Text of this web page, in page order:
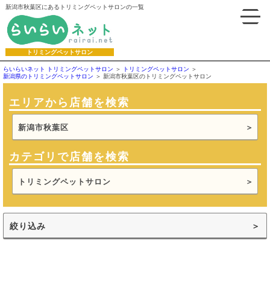
新潟市秋葉区にあるトリミングペットサロンの一覧
トリミングペットサロン
らいらいネット トリミングペットサロン
トリミングペットサロン
新潟県のトリミングペットサロン
新潟市秋葉区のトリミングペットサロン
エリアから店舗を検索
新潟市秋葉区
カテゴリで店舗を検索
トリミングペットサロン
絞り込み